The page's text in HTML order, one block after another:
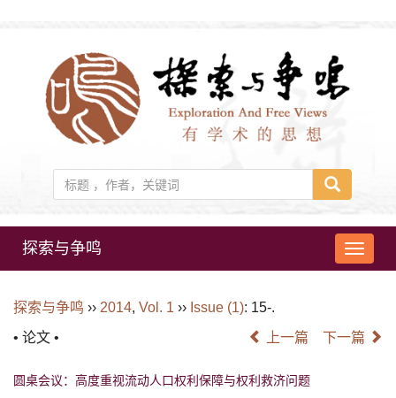
导
航
探索与争鸣
探索与争鸣 ›› 2014, Vol. 1 ›› Issue (1): 15-.
• 论文 •
上一篇 下一篇
圆桌会议：高度重视流动人口权利保障与权利救济问题